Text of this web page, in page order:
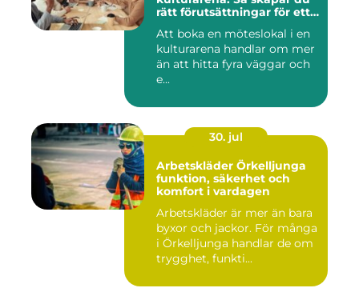
rätt förutsättningar för ett
Att boka en möteslokal i en
kulturarena handlar om mer
än att hitta fyra väggar och
e...
30. jul
Arbetskläder Örkelljunga
funktion, säkerhet och
komfort i vardagen
Arbetskläder är mer än bara
byxor och jackor. För många
i Örkelljunga handlar de om
trygghet, funkti...